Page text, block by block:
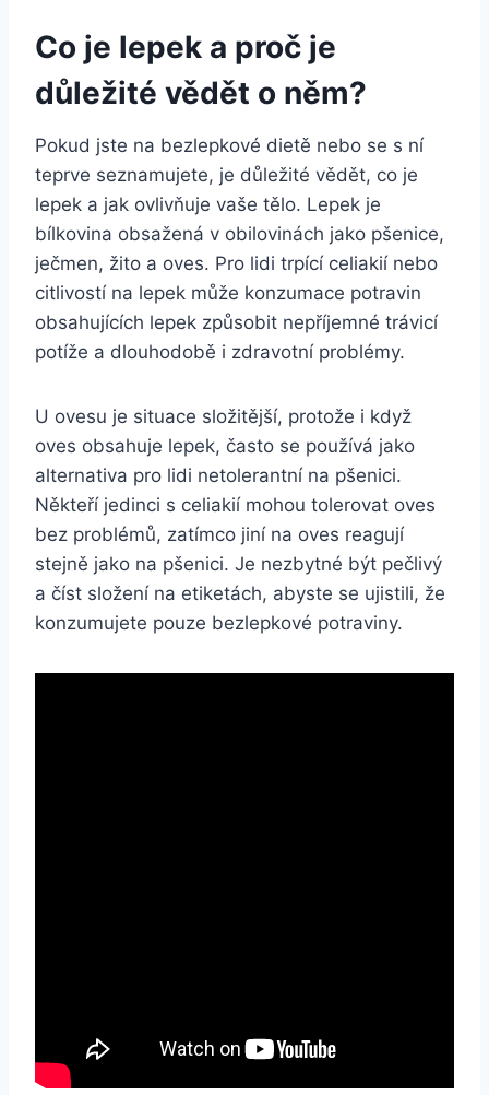
Co je lepek a proč je
důležité vědět o něm?
Pokud jste na bezlepkové dietě nebo se s ní
teprve seznamujete, je důležité vědět, co je
lepek a jak ovlivňuje vaše tělo. Lepek je
bílkovina obsažená v obilovinách jako pšenice,
ječmen, žito a oves. Pro lidi trpící celiakií nebo
citlivostí na lepek může konzumace potravin
obsahujících lepek způsobit nepříjemné trávicí
potíže a dlouhodobě i zdravotní problémy.
U ovesu je situace složitější, protože i když
oves obsahuje lepek, často se používá jako
alternativa pro lidi netolerantní na pšenici.
Někteří jedinci s celiakií mohou tolerovat oves
bez problémů, zatímco jiní na oves reagují
stejně jako na pšenici. Je nezbytné být pečlivý
a číst složení na etiketách, abyste se ujistili, že
konzumujete pouze bezlepkové potraviny.